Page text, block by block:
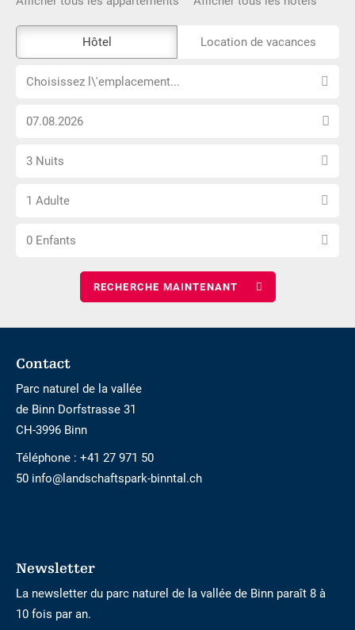
de
réservation
n\'est
accessible
Hôtel Location de vacances
Choisissez
Choisissez l\'emplacement...
Choisissez
date
Sélectionnez
nombre
nuits
3 Nuits
Choisissez
nombre
1 Adulte
Choisissez
0 Enfants
Footer
Contact
Parc naturel de la vallée
de Binn Dorfstrasse 31
CH-3996 Binn
Téléphone : +41 27 971 50
50 info@landschaftspark-binntal.ch
Newsletter
La newsletter du parc naturel de la vallée de Binn paraît 8 à
10 fois par an.